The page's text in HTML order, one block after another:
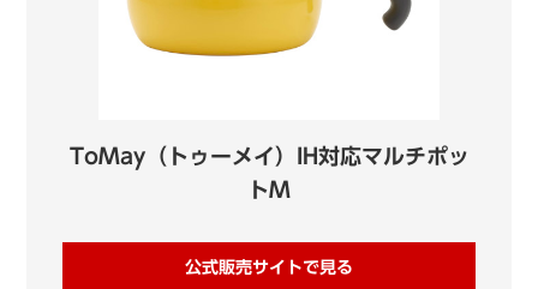
ToMay（トゥーメイ）IH対応マルチポッ
トM
公式販売サイトで見る